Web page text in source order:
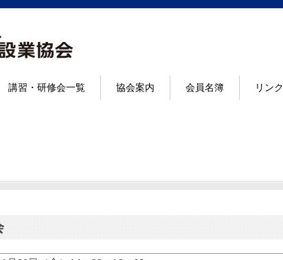
講習・研修会一覧 協会案内 会員名簿 リンク